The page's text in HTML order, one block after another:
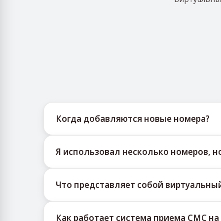
Когда добавляются новые номера?
публикует своевременные обновления,
Я использовал несколько номеров,
сообщения на временные номера. Чтобы
Постоянно пробуйте новые номера
Экспериментируйте с номерами из
Что представляет собой
фиксированного географического
Как работает система приема СМС